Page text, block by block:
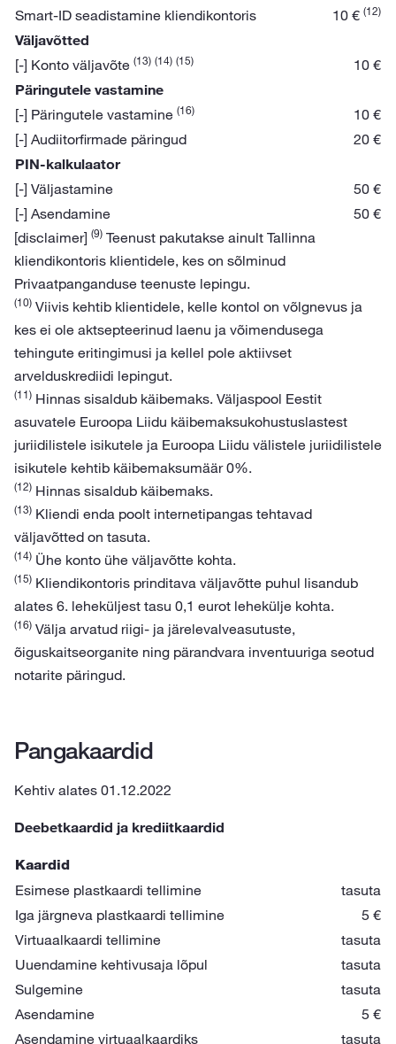
Smart-ID seadistamine kliendikontoris 10 € (12)
Väljavõtted
[-] Konto väljavõte (13) (14) (15)
10 €
Päringutele vastamine
[-] Päringutele vastamine (16)
10 €
[-] Audiitorfirmade päringud
20 €
PIN-kalkulaator
[-] Väljastamine
50 €
[-] Asendamine
50 €
[disclaimer] (9) Teenust pakutakse ainult Tallinna
kliendikontoris klientidele, kes on sõlminud
Privaatpanganduse teenuste lepingu.
(10) Viivis kehtib klientidele, kelle kontol on võlgnevus ja
kes ei ole aktsepteerinud laenu ja võimendusega
tehingute eritingimusi ja kellel pole aktiivset
arvelduskrediidi lepingut.
(11) Hinnas sisaldub käibemaks. Väljaspool Eestit
asuvatele Euroopa Liidu käibemaksukohustuslastest
juriidilistele isikutele ja Euroopa Liidu välistele juriidilistele
isikutele kehtib käibemaksumäär 0%.
(12) Hinnas sisaldub käibemaks.
(13) Kliendi enda poolt internetipangas tehtavad
väljavõtted on tasuta.
(14) Ühe konto ühe väljavõtte kohta.
(15) Kliendikontoris prinditava väljavõtte puhul lisandub
alates 6. leheküljest tasu 0,1 eurot lehekülje kohta.
(16) Välja arvatud riigi- ja järelevalveasutuste,
õiguskaitseorganite ning pärandvara inventuuriga seotud
notarite päringud.
Pangakaardid
Kehtiv alates 01.12.2022
Deebetkaardid ja krediitkaardid
Kaardid
Esimese plastkaardi tellimine
tasuta
Iga järgneva plastkaardi tellimine
5 €
Virtuaalkaardi tellimine
tasuta
Uuendamine kehtivusaja lõpul
tasuta
Sulgemine
tasuta
Asendamine
5 €
Asendamine virtuaalkaardiks
tasuta